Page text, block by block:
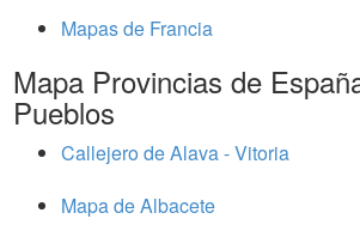
Mapas de Francia
Mapa Provincias de
Pueblos
Callejero de Alava - Vitoria
Mapa de Albacete